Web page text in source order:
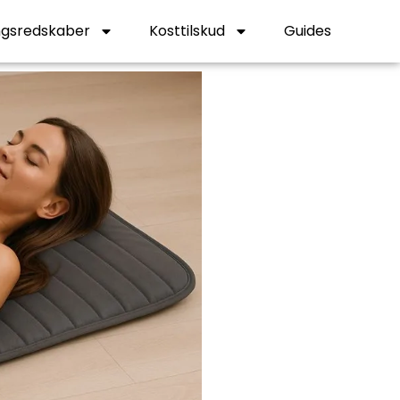
Kosttilskud Guides